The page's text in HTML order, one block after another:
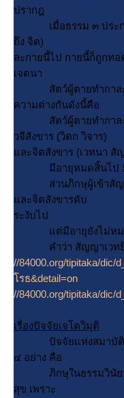
ปรากฎ
เมื่อธรรม ๓ ประกา
ถึง จิต)
ละกายนี้ไป กายนี้ก็ถูกท
เจตนา
สัตว์ผู้ตายทำกาละไ
ความต่างกันดังนี้คือ
สัตว์ผู้ตายทำกาละไป
วจีสังขาร (วิตก วิจาร)
ละจิตสังขาร (เวทนา สั
มีอายุหมดสิ้นไป มีไ
ส่วนภิกษุผู้เข้าสัญญา
ละจิตสังขารดับ
ระงับไป
ต่มีอายุยังไม่หมดสิ้น
คำว่า สัญญาเวทยิต
//84000.org/tipitaka/
รธ&detail=on
//84000.org/tipitaka/dic/
เรื่องปัจจัยเจโตวิมุติ
ปัจจัยแห่งสมาบัติที่เ
๔ อย่าง คือ
ภิกษุในธรรมวินัยนี้
สุข เพราะ